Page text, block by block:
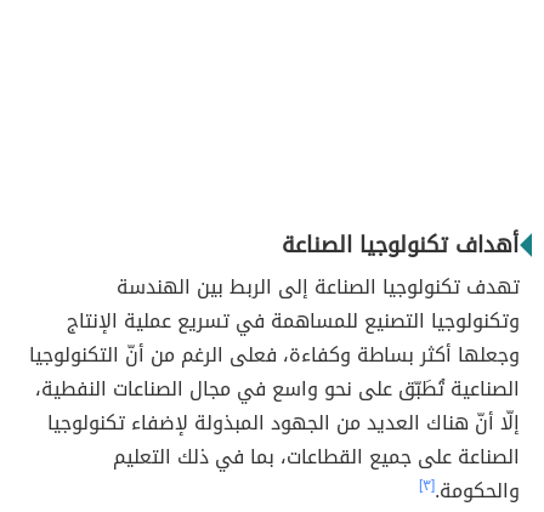
أهداف تكنولوجيا الصناعة
تهدف تكنولوجيا الصناعة إلى الربط بين الهندسة
وتكنولوجيا التصنيع للمساهمة في تسريع عملية الإنتاج
وجعلها أكثر بساطة وكفاءة، فعلى الرغم من أنّ التكنولوجيا
الصناعية تُطَبّق على نحو واسع في مجال الصناعات النفطية،
إلّا أنّ هناك العديد من الجهود المبذولة لإضفاء تكنولوجيا
الصناعة على جميع القطاعات، بما في ذلك التعليم
والحكومة.[٣]